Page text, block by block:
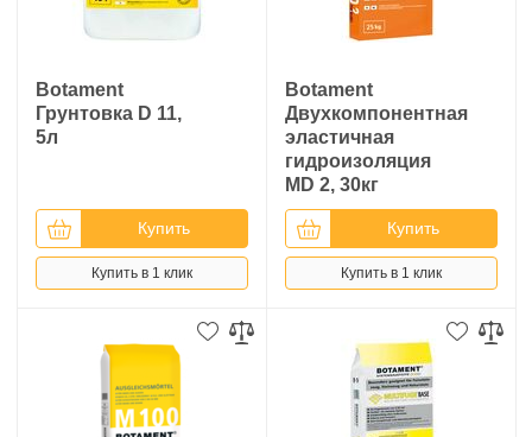
Botament
Грунтовка D 11,
5л
Купить
Купить в 1 клик
Botament
Двухкомпонентная
эластичная
гидроизоляция
MD 2, 30кг
Купить
Купить в 1 клик